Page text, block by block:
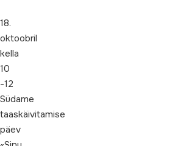
18.
oktoobril
kella
10
-12
Südame
taaskäivitamise
päev